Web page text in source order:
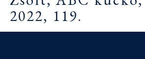
2022, 119.